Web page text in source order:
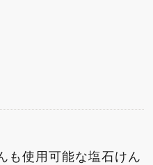
も使用可能な塩石けん